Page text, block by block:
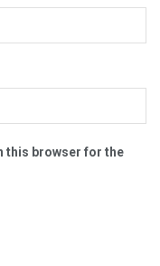
this browser for the